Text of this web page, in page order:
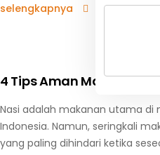
selengkapnya
4 Tips Aman Makan
Nasi adalah makanan utama di
Indonesia. Namun, seringkali
yang paling dihindari ketika